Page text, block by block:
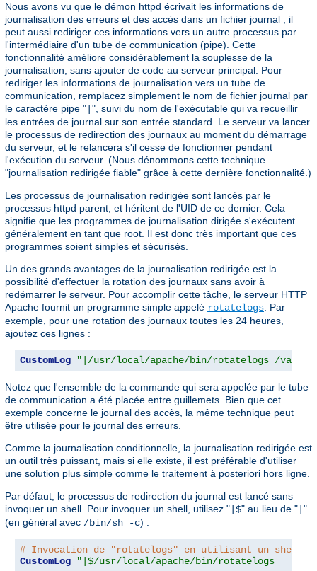
Nous avons vu que le démon httpd écrivait les informations de
journalisation des erreurs et des accès dans un fichier journal ; il
peut aussi rediriger ces informations vers un autre processus par
l'intermédiaire d'un tube de communication (pipe). Cette
fonctionnalité améliore considérablement la souplesse de la
journalisation, sans ajouter de code au serveur principal. Pour
rediriger les informations de journalisation vers un tube de
communication, remplacez simplement le nom de fichier journal par
le caractère pipe " ", suivi du nom de l'exécutable qui va recueillir
les entrées de journal sur son entrée standard. Le serveur va lancer
le processus de redirection des journaux au moment du démarrage
du serveur, et le relancera s'il cesse de fonctionner pendant
l'exécution du serveur. (Nous dénommons cette technique
"journalisation redirigée fiable" grâce à cette dernière fonctionnalité.)
Les processus de journalisation redirigée sont lancés par le
processus httpd parent, et héritent de l'UID de ce dernier. Cela
signifie que les programmes de journalisation dirigée s'exécutent
généralement en tant que root. Il est donc très important que ces
programmes soient simples et sécurisés.
Un des grands avantages de la journalisation redirigée est la
possibilité d'effectuer la rotation des journaux sans avoir à
redémarrer le serveur. Pour accomplir cette tâche, le serveur HTTP
Apache fournit un programme simple appelé rotatelogs . Par
exemple, pour une rotation des journaux toutes les 24 heures,
ajoutez ces lignes :
CustomLog "|/usr/local/apache/bin/rotatelogs /var/
Notez que l'ensemble de la commande qui sera appelée par le tube
de communication a été placée entre guillemets. Bien que cet
exemple concerne le journal des accès, la même technique peut
être utilisée pour le journal des erreurs.
Comme la journalisation conditionnelle, la journalisation redirigée est
un outil très puissant, mais si elle existe, il est préférable d'utiliser
une solution plus simple comme le traitement à posteriori hors ligne.
Par défaut, le processus de redirection du journal est lancé sans
invoquer un shell. Pour invoquer un shell, utilisez " |$" au lieu de " "
(en général avec /bin/sh -c) :
# Invocation de "rotatelogs" en utilisant un shell
CustomLog
"|$/usr/local/apache/bin/rotatelogs   /var/